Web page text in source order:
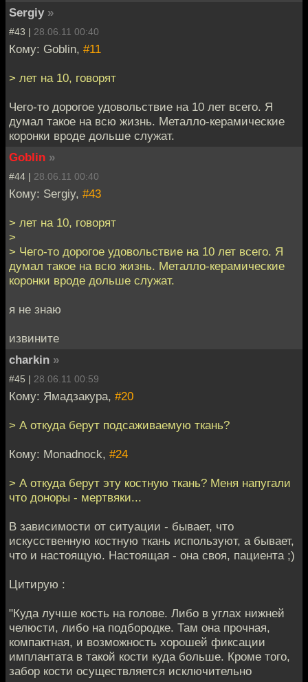
Sergiy »
#43 | 28.06.11 00:40
Кому: Goblin, #11
> лет на 10, говорят
Чего-то дорогое удовольствие на 10 лет всего. Я
думал такое на всю жизнь. Металло-керамические
коронки вроде дольше служат.
Goblin »
#44 | 28.06.11 00:40
Кому: Sergiy, #43
> лет на 10, говорят
>
> Чего-то дорогое удовольствие на 10 лет всего. Я
думал такое на всю жизнь. Металло-керамические
коронки вроде дольше служат.
я не знаю
извините
charkin »
#45 | 28.06.11 00:59
Кому: Ямадзакура, #20
> А откуда берут подсаживаемую ткань?
Кому: Monadnock, #24
> А откуда берут эту костную ткань? Меня напугали
что доноры - мертвяки...
В зависимости от ситуации - бывает, что
искусственную костную ткань используют, а бывает,
что и настоящую. Настоящая - она своя, пациента ;)
Цитирую :
"Куда лучше кость на голове. Либо в углах нижней
челюсти, либо на подбородке. Там она прочная,
компактная, и возможность хорошей фиксации
имплантата в такой кости куда больше. Кроме того,
забор кости осуществляется исключительно